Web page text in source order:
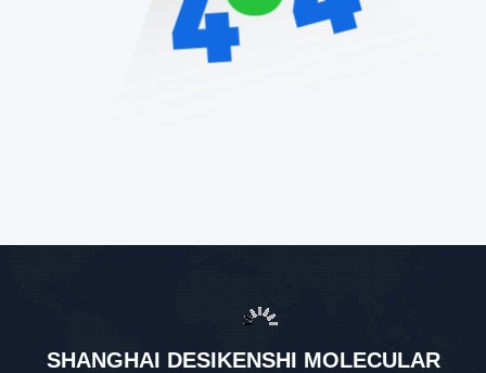
SHANGHAI DESIKENSHI MOLECULAR